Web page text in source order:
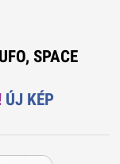
SPACE
ÚJ KÉP